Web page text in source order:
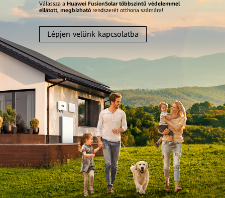
Magyarország
Válassza a Huawei FusionSolar többszintű védelemmel
ellátott, megbízható rendszerét otthona számára!
Lépjen velünk kapcsolatba